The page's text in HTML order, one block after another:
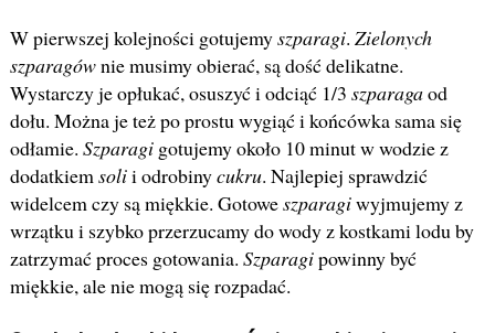
W pierwszej kolejności gotujemyszparagi. Zielonych
szparagównie musimy obierać, są dość delikatne.
Wystarczy je opłukać, osuszyć i odciąć 1/3 szparagaod
dołu. Można je też po prostu wygiąć i końcówka sama się
odłamie. Szparagigotujemy około 10 minut w wodzie z
dodatkiem solii odrobinycukru. Najlepiej sprawdzić
widelcem czy są miękkie. Gotoweszparagiwyjmujemy z
wrzątku i szybko przerzucamy do wody z kostkami lodu by
zatrzymać proces gotowania. Szparagipowinny być
miękkie, ale nie mogą się rozpadać.